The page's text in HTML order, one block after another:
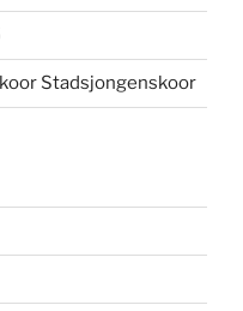
Stadsjongenskoor